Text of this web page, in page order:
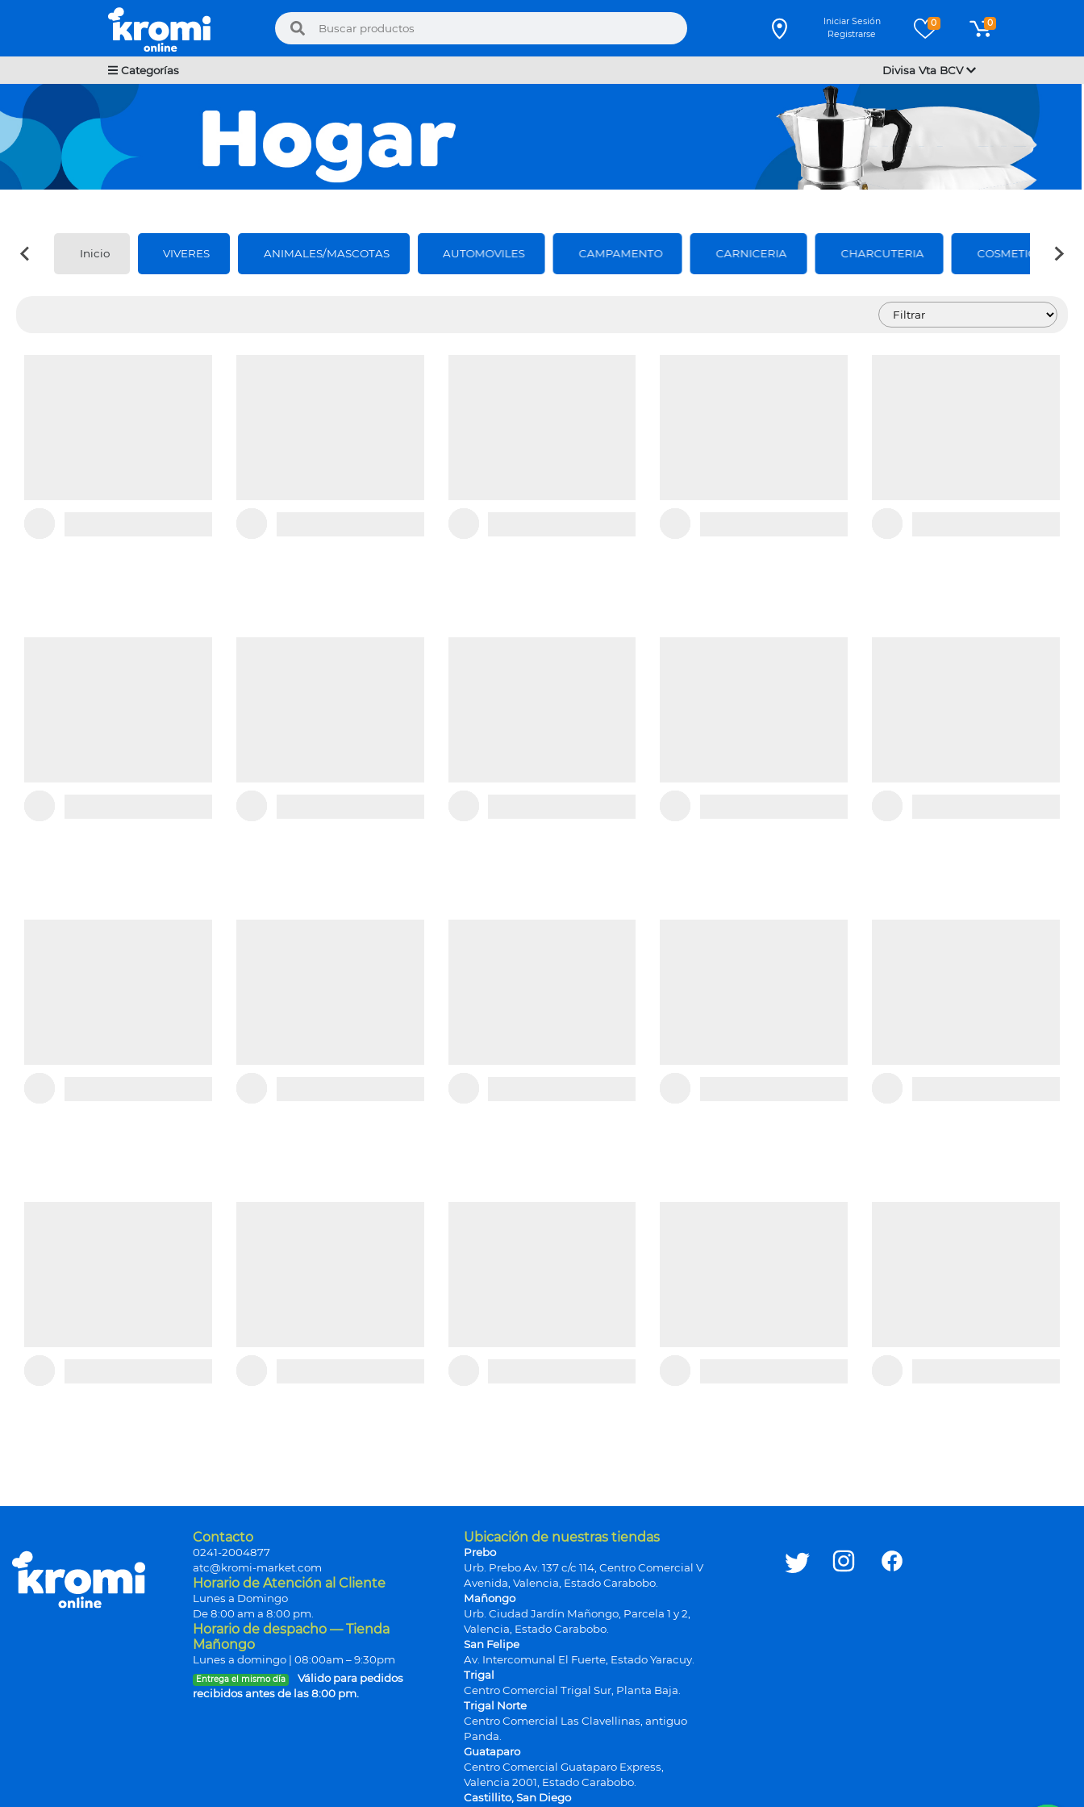
Iniciar Sesión
Registrarse
0 0
Categorías Divisa Vta BCV
Inicio VIVERES ANIMALES/MASCOTAS AUTOMOVILES CAMPAMENTO CARNICERIA CHARCUTERIA COSMETICOS
Contacto
0241-2004877
atc@kromi-market.com
Horario de Atención al Cliente
Lunes a Domingo
De 8:00 am a 8:00 pm.
Horario de despacho — Tienda
Mañongo
Lunes a domingo | 08:00am – 9:30pm
Entrega el mismo día
Válido para pedidos
recibidos antes de las 8:00 pm.
Ubicación de nuestras tiendas
Prebo
Urb. Prebo Av. 137 c/c 114, Centro Comercial V
Avenida, Valencia, Estado Carabobo.
Mañongo
Urb. Ciudad Jardín Mañongo, Parcela 1 y 2,
Valencia, Estado Carabobo.
San Felipe
Av. Intercomunal El Fuerte, Estado Yaracuy.
Trigal
Centro Comercial Trigal Sur, Planta Baja.
Trigal Norte
Centro Comercial Las Clavellinas, antiguo
Panda.
Guataparo
Centro Comercial Guataparo Express,
Valencia 2001, Estado Carabobo.
Castillito, San Diego